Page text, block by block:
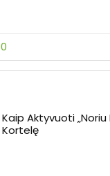
0
Kaip Aktyvuoti „Noriu
Kortelę